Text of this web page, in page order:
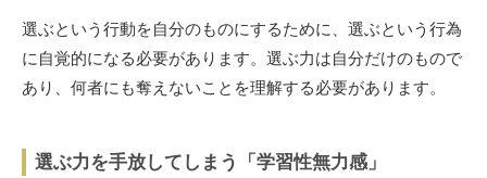
選ぶという行動を自分のものにするために、選ぶという行為
に自覚的になる必要があります。選ぶ力は自分だけのもので
あり、何者にも奪えないことを理解する必要があります。
選ぶ力を手放してしまう「学習性無力感」